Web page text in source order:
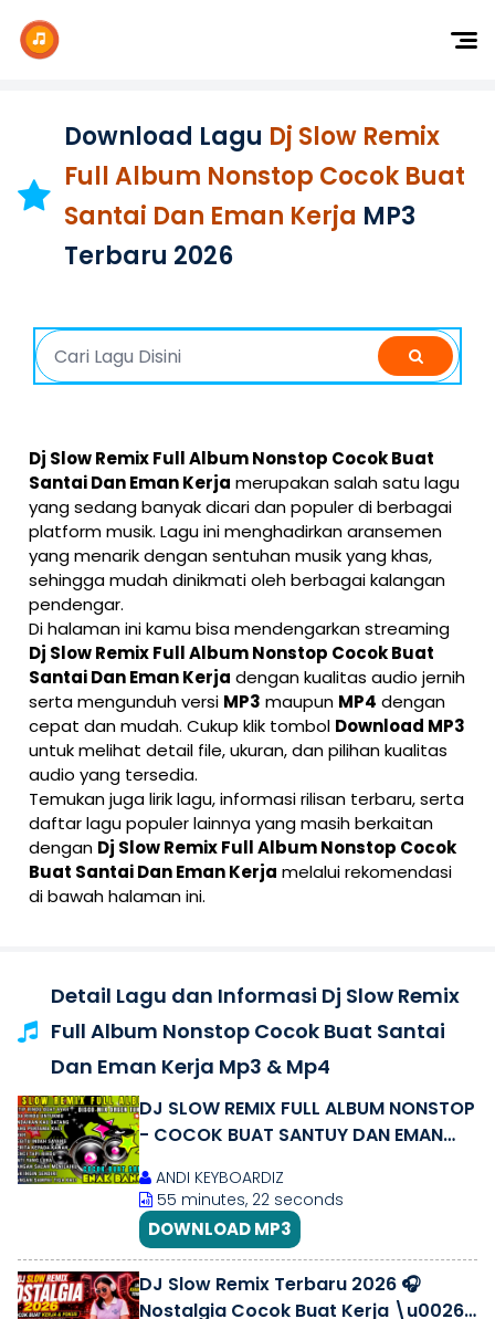
Dangdut
Indonesia
Barat
Download Lagu Dj Slow Remix
Full Album Nonstop Cocok Buat
Santai Dan Eman Kerja MP3
Terbaru 2026
Dj Slow Remix Full Album Nonstop Cocok Buat
Santai Dan Eman Kerja merupakan salah satu lagu
yang sedang banyak dicari dan populer di berbagai
platform musik. Lagu ini menghadirkan aransemen
yang menarik dengan sentuhan musik yang khas,
sehingga mudah dinikmati oleh berbagai kalangan
pendengar.
Di halaman ini kamu bisa mendengarkan streaming
Dj Slow Remix Full Album Nonstop Cocok Buat
Santai Dan Eman Kerja dengan kualitas audio jernih
serta mengunduh versi MP3 maupun MP4 dengan
cepat dan mudah. Cukup klik tombol Download MP3
untuk melihat detail file, ukuran, dan pilihan kualitas
audio yang tersedia.
Temukan juga lirik lagu, informasi rilisan terbaru, serta
daftar lagu populer lainnya yang masih berkaitan
dengan Dj Slow Remix Full Album Nonstop Cocok
Buat Santai Dan Eman Kerja melalui rekomendasi
di bawah halaman ini.
Detail Lagu dan Informasi Dj Slow Remix
Full Album Nonstop Cocok Buat Santai
Dan Eman Kerja Mp3 & Mp4
DJ SLOW REMIX FULL ALBUM NONSTOP
- COCOK BUAT SANTUY DAN EMAN
BASS
ANDI KEYBOARDIZ
55 minutes, 22 seconds
DOWNLOAD MP3
DJ Slow Remix Terbaru 2026 🎧
Nostalgia Cocok Buat Kerja \u0026